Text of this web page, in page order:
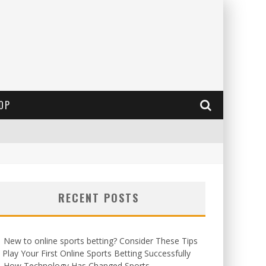
RECENT POSTS
New to online sports betting? Consider These Tips
Your First Online Sports Betting Successfully